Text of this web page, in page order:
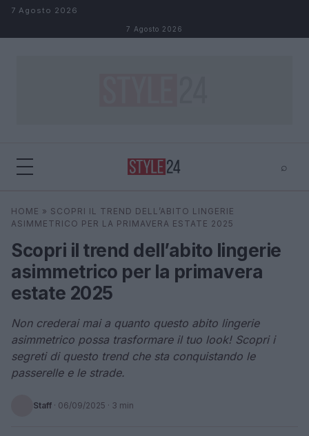
Salta al contenuto
7 Agosto 2026
7 Agosto 2026
⌕
Cerca
HOME » SCOPRI IL TREND DELL’ABITO LINGERIE
ASIMMETRICO PER LA PRIMAVERA ESTATE 2025
Scopri il trend dell’abito lingerie
asimmetrico per la primavera
estate 2025
Non crederai mai a quanto questo abito lingerie
asimmetrico possa trasformare il tuo look! Scopri i
segreti di questo trend che sta conquistando le
passerelle e le strade.
Staff · 06/09/2025 · 3 min